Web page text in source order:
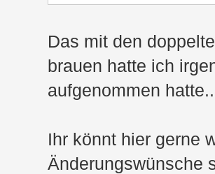
Das mit den
brauen hatte ich
aufgenommen
Ihr könnt hier gerne
Änderungswünsche